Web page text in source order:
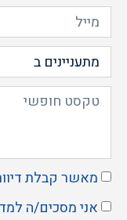
מאשר קבלת
אני מסכים/ה ל